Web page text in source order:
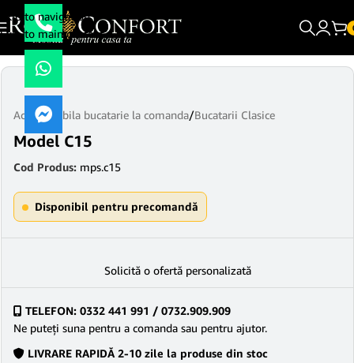
Skip to navigation
Skip to main content
Acasă/Mobila bucatarie la comanda/Bucatarii Clasice
Model C15
Cod Produs: mps.c15
Disponibil pentru precomandă
Solicită o ofertă personalizată
TELEFON: 0332 441 991 / 0732.909.909
Ne puteţi suna pentru a comanda sau pentru ajutor.
LIVRARE RAPIDĂ 2-10 zile la produse din stoc